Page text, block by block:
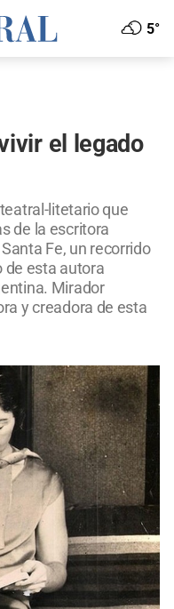
5°
el legado
litetario que
de la escritora
Fe, un recorrido
de esta autora
Mirador
y creadora de esta